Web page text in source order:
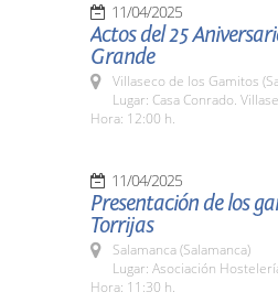
11/04/2025
Actos del 25
Grande
Villaseco de los Gamitos
Lugar: Casa Conrado.
Hora: 12:00 h.
11/04/2025
Presentación de los
Torrijas
Salamanca (Salamanca)
Lugar: Asociación
Hora: 11:30 h.